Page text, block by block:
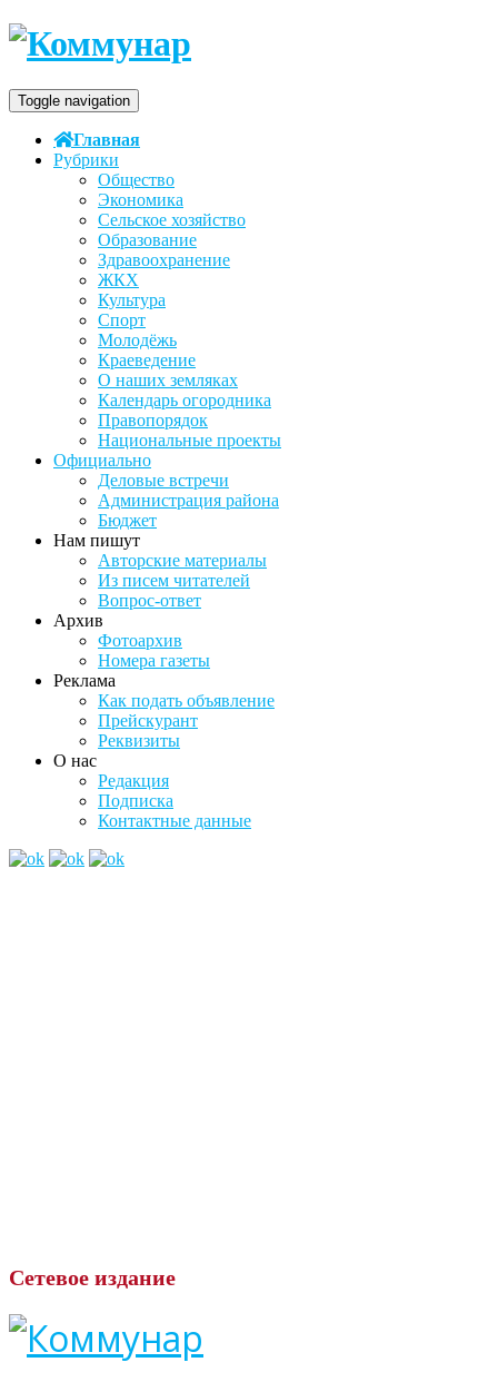
Toggle navigation
Главная
Рубрики
Общество
Экономика
Сельское хозяйство
Образование
Здравоохранение
ЖКХ
Культура
Спорт
Молодёжь
Краеведение
О наших земляках
Календарь огородника
Правопорядок
Национальные проекты
Официально
Деловые встречи
Администрация района
Бюджет
Нам пишут
Авторские материалы
Из писем читателей
Вопрос-ответ
Архив
Фотоархив
Номера газеты
Реклама
Как подать объявление
Прейскурант
Реквизиты
О нас
Редакция
Подписка
Контактные данные
Сетевое издание